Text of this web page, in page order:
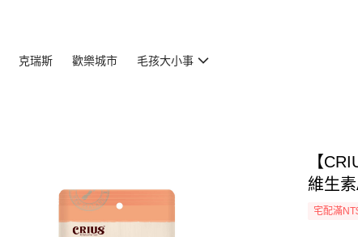
克瑞斯 歡樂城市 毛孩大小事
【
維生
宅配滿